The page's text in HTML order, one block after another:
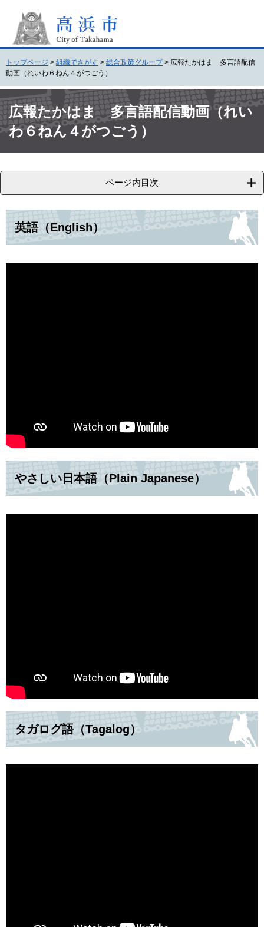
頭
。
飛
て
本
文
トップページ > 組織でさがす > 総合政策グループ > 広報たかはま 多言語配信
動画（れいわ６ねん４がつごう）
文 広報たかはま 多言語配信動画（れい
わ６ねん４がつごう）
ページ内目次
英語（English）
やさしい日本語（Plain Japanese）
タガログ語（Tagalog）